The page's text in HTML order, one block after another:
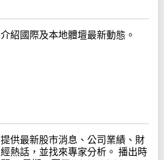
介紹國際及本地體壇最新動態。
提供最新股市消息、公司業績、財
經熱話，並找來專家分析。 播出時